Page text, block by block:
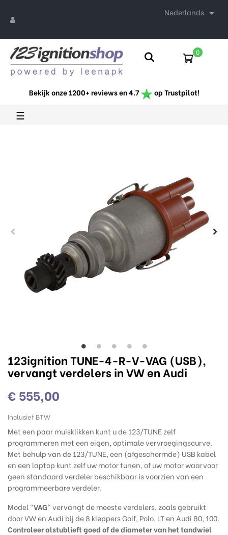
Nederlands 
0
Bekijk onze 1200+ reviews en 4.7 op Trustpilot!
Toggle
navigation
☰
123ignition TUNE-4-R-V-VAG (USB),
vervangt verdelers in VW en Audi
€ 555,00
Inclusief BTW
Met een paar muisklikken kunt u de 123/TUNE zelf
programmeren met een eigen, optimale vervroegingscurve.
Met behulp van de 123/TUNE, een (afgeschermde) USB kabel
en een laptop kunt zelf uw motor tunen, of uw motor waarvoor
geen standaard verdeler beschikbaar is voorzien van een
programmeerbare verdeler.
Model "VAG" vervangt de meeste verdelers, zoals gebruikt
door VW en Audi bij de 8 kleppers Golf, Polo, LT en Audi 80, 100.
Controleer alstublieft goed of de diameter van het tandwiel